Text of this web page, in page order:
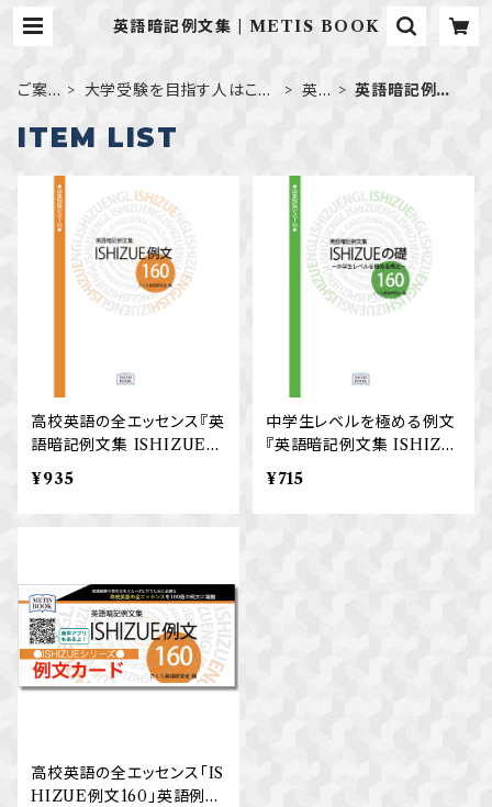
英語暗記例文集 | METIS BOOK
ご案
大学受験を目指す人はこち
英
英語暗記例文
ITEM LIST
高校英語の全エッセンス『英
語暗記例文集 ISHIZUE例
文160』（本）
¥935
中学生レベルを極める例文
『英語暗記例文集 ISHIZU
Eの礎160』（本）
¥715
高校英語の全エッセンス「IS
HIZUE例文160」英語例文